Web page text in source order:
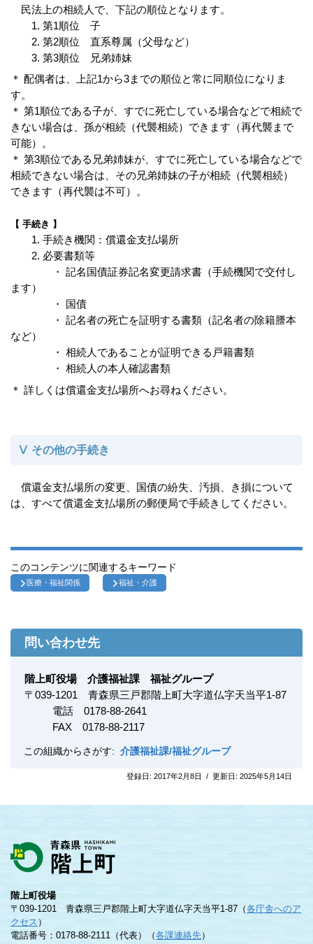
民法上の相続人で、下記の順位となります。
1. 第1順位 子
2. 第2順位 直系尊属（父母など）
3. 第3順位 兄弟姉妹
＊ 配偶者は、上記1から3までの順位と常に同順位になりま
す。
＊ 第1順位である子が、すでに死亡している場合などで相続で
きない場合は、孫が相続（代襲相続）できます（再代襲まで
可能）。
＊ 第3順位である兄弟姉妹が、すでに死亡している場合などで
相続できない場合は、その兄弟姉妹の子が相続（代襲相続）
できます（再代襲は不可）。
【 手続き 】
1. 手続き機関：償還金支払場所
2. 必要書類等
・ 記名国債証券記名変更請求書（手続機関で交付し
ます）
・ 国債
・ 記名者の死亡を証明する書類（記名者の除籍謄本
など）
・ 相続人であることが証明できる戸籍書類
・ 相続人の本人確認書類
＊ 詳しくは償還金支払場所へお尋ねください。
Ⅴ その他の手続き
償還金支払場所の変更、国債の紛失、汚損、き損について
は、すべて償還金支払場所の郵便局で手続きしてください。
このコンテンツに関連するキーワード
医療・福祉関係 福祉・介護
問い合わせ先
階上町役場 介護福祉課 福祉グループ
〒 039-1201
青森県三戸郡階上町大字道仏字天当平1-87
電話 0178-88-2641
FAX 0178-88-2117
この組織からさがす: 介護福祉課/福祉グループ
登録日: 2017年2月8日 / 更新日: 2025年5月14日
階上町役場
〒039-1201 青森県三戸郡階上町大字道仏字天当平1-87（各庁舎へのア
クセス ）
電話番号：0178-88-2111（代表）（各課連絡先）